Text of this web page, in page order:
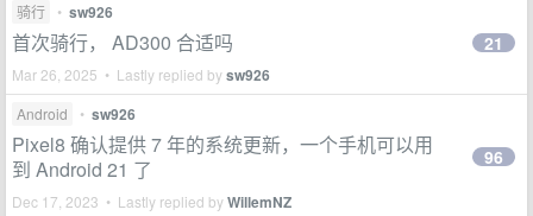
骑行 • sw926
首次骑行， AD300 合适吗
Mar 26, 2025 • Lastly replied bysw926
21
Android • sw926
Pixel8 确认提供 7 年的系统更新，一个手机可以用
到 Android 21 了
Dec 17, 2023 • Lastly replied byWillemNZ
96